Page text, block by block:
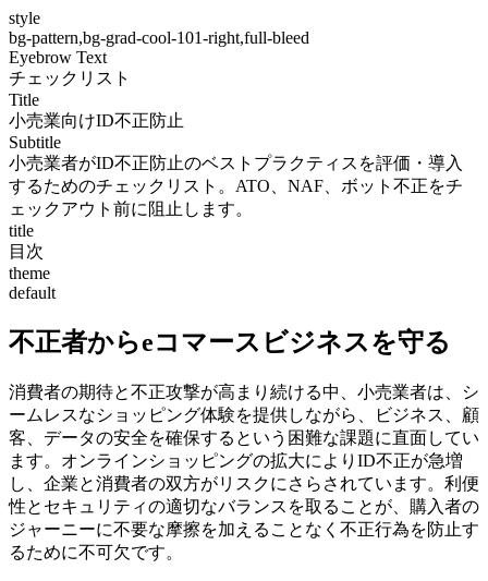
style
bg-pattern,bg-grad-cool-101-right,full-bleed
Eyebrow Text
チェックリスト
Title
小売業向けID不正防止
Subtitle
小売業者がID不正防止のベストプラクティスを評価・導入
するためのチェックリスト。ATO、NAF、ボット不正をチ
ェックアウト前に阻止します。
title
目次
theme
default
不正者からeコマースビジネスを守る
消費者の期待と不正攻撃が高まり続ける中、小売業者は、シ
ームレスなショッピング体験を提供しながら、ビジネス、顧
客、データの安全を確保するという困難な課題に直面してい
ます。オンラインショッピングの拡大によりID不正が急増
し、企業と消費者の双方がリスクにさらされています。利便
性とセキュリティの適切なバランスを取ることが、購入者の
ジャーニーに不要な摩擦を加えることなく不正行為を防止す
るために不可欠です。